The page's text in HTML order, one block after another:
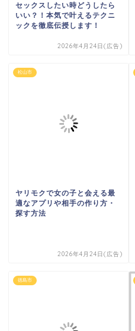
セックスしたい時どうしたら
いい？！本気で叶えるテクニ
ックを徹底伝授します！
2026年4月24日(広告)
松山市
ヤリモクで女の子と会える最
適なアプリや相手の作り方・
探す方法
2026年4月24日(広告)
徳島市